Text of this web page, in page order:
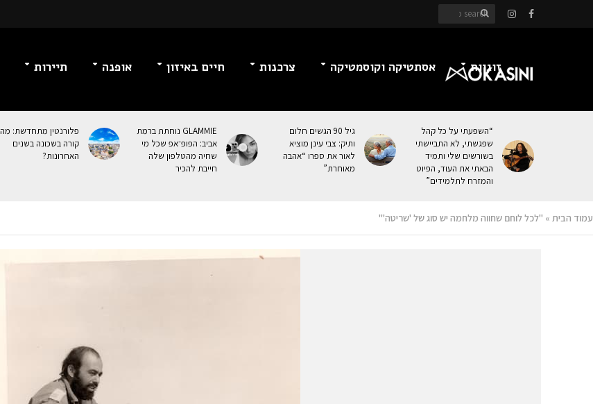
זוגיות אסתטיקה וקוסמטיקה צרכנות חיים באיזון אופנה תיירות
“השפעתי על כל קהל
שפגשתי, לא התביישתי
בשורשים שלי ותמיד
הבאתי את העוּד, הפיוט
והמזרח לתלמידים”
גיל 90 הגשים חלום
ותיק: צבי עינן מוציא
לאור את ספרו “אהבה
מאוחרת”
GLAMMIE נוחתת ברמת
אביב: הפופ־אפ שכל מי
שחיה מהטלפון שלה
חייבת להכיר
פלורנטין מתחדשת: מה
קורה בשכונה בשנים
האחרונות?
עמוד הבית » "לכל לוחם שחווה מלחמה יש סוג של 'שריטה'"